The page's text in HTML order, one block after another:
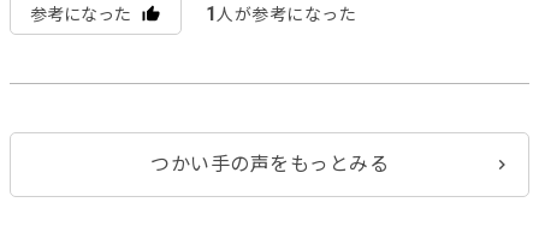
参考になった 1 人が参考になった
つかい手の声をもっとみる